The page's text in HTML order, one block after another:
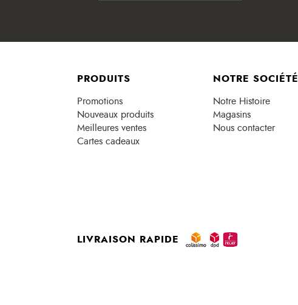
PRODUITS
Promotions
Nouveaux produits
Meilleures ventes
Cartes cadeaux
NOTRE SOCIÉTÉ
Notre Histoire
Magasins
Nous contacter
LIVRAISON RAPIDE